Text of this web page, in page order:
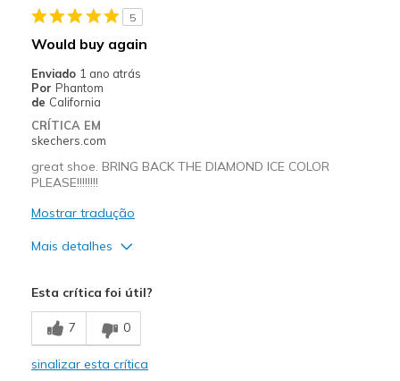
View On Shoes
Shoes are for Wearing
5
Would buy again
Enviado 1 ano atrás
Por Phantom
de California
CRÍTICA EM
skechers.com
great shoe. BRING BACK THE DIAMOND ICE COLOR
PLEASE!!!!!!!!
Mostrar tradução
Mais detalhes
Width
Sizing
Feels true to size
Esta crítica foi útil?
7 0
sinalizar esta crítica